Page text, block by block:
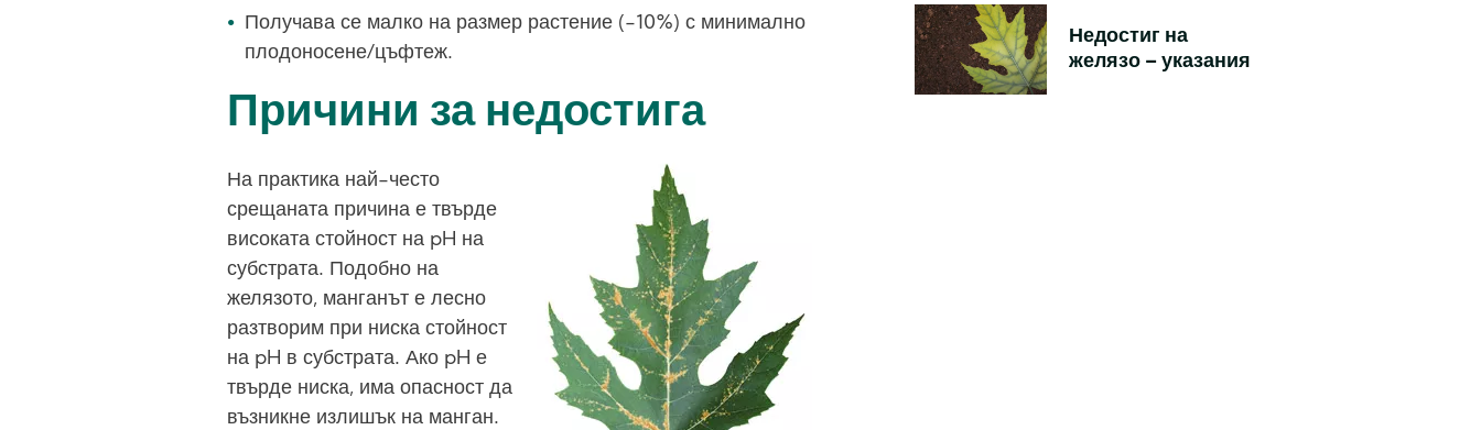
Получава се малко на размер растение (-10%) с минимално
плодоносене/цъфтеж.
Причини за недостига
На практика най-често
срещаната причина е твърде
високата стойност на pH на
субстрата. Подобно на
желязото, манганът е лесно
разтворим при ниска стойност
на pH в субстрата. Ако pH е
твърде ниска, има опасност да
възникне излишък на манган.
Недостиг на
желязо – указания